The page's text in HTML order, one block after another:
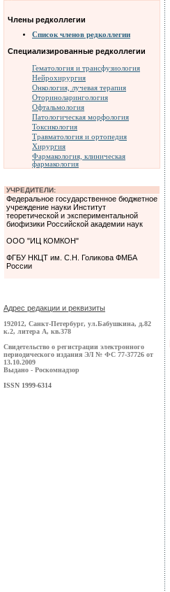
Члены редколлегии
Список членов редколлегии
Специализированные редколлегии
Гематология и трансфузиология
Нейрохирургия
Онкология, лучевая терапия
Оториноларингология
Офтальмология
Патологическая морфология
Токсикология
Травматология и ортопедия
Хирургия
Фармакология, клиническая
фармакология
УЧРЕДИТЕЛИ:
Федеральное государственное бюджетное
учреждение науки Институт
теоретической и экспериментальной
биофизики Российской академии наук
ООО "ИЦ КОМКОН"
ФГБУ НКЦТ им. С.Н. Голикова ФМБА
России
Адрес редакции и реквизиты
192012, Санкт-Петербург, ул.Бабушкина, д.82
к.2, литера А, кв.378
Свидетельство о регистрации электронного
периодического издания ЭЛ № ФС 77-37726 от
13.10.2009
Выдано - Роскомнадзор
ISSN 1999-6314